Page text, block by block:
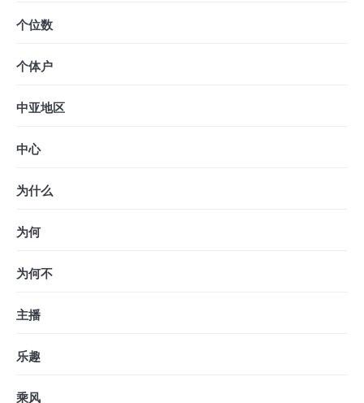
个位数
个体户
中亚地区
中心
为什么
为何
为何不
主播
乐趣
乘风